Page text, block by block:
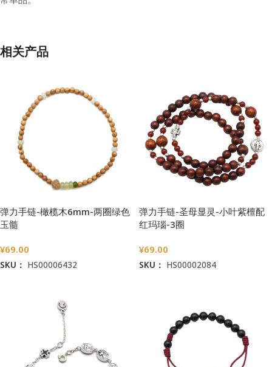
相关产品
弹力手链-橄榄木6mm-两圈绿色
玉髓
¥69.00
SKU： HS00006432
弹力手链-圣母显灵-小叶紫檀配
红玛瑙-3圈
¥69.00
SKU： HS00002084